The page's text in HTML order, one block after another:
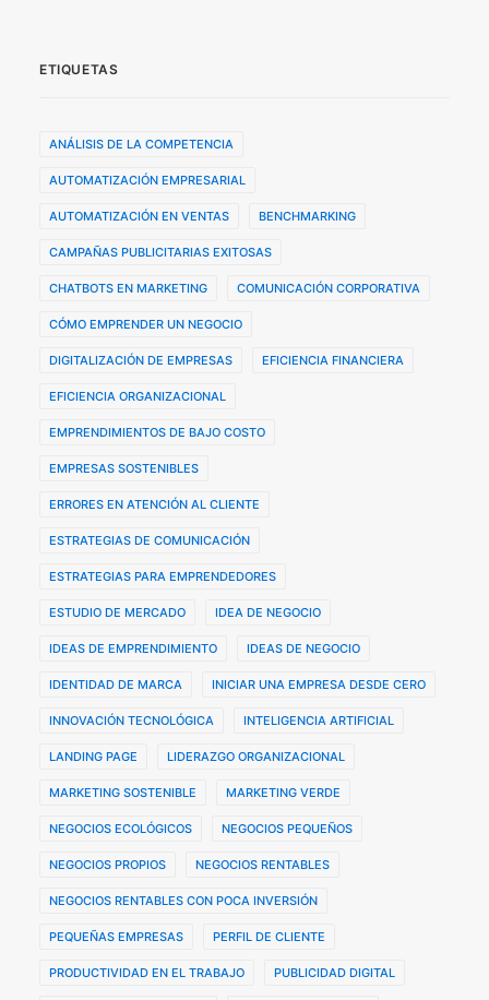
ETIQUETAS
ANÁLISIS DE LA COMPETENCIA
AUTOMATIZACIÓN EMPRESARIAL
AUTOMATIZACIÓN EN VENTAS BENCHMARKING
CAMPAÑAS PUBLICITARIAS EXITOSAS
CHATBOTS EN MARKETING COMUNICACIÓN CORPORATIVA
CÓMO EMPRENDER UN NEGOCIO
DIGITALIZACIÓN DE EMPRESAS EFICIENCIA FINANCIERA
EFICIENCIA ORGANIZACIONAL
EMPRENDIMIENTOS DE BAJO COSTO
EMPRESAS SOSTENIBLES
ERRORES EN ATENCIÓN AL CLIENTE
ESTRATEGIAS DE COMUNICACIÓN
ESTRATEGIAS PARA EMPRENDEDORES
ESTUDIO DE MERCADO IDEA DE NEGOCIO
IDEAS DE EMPRENDIMIENTO IDEAS DE NEGOCIO
IDENTIDAD DE MARCA INICIAR UNA EMPRESA DESDE CERO
INNOVACIÓN TECNOLÓGICA INTELIGENCIA ARTIFICIAL
LANDING PAGE LIDERAZGO ORGANIZACIONAL
MARKETING SOSTENIBLE MARKETING VERDE
NEGOCIOS ECOLÓGICOS NEGOCIOS PEQUEÑOS
NEGOCIOS PROPIOS NEGOCIOS RENTABLES
NEGOCIOS RENTABLES CON POCA INVERSIÓN
PEQUEÑAS EMPRESAS PERFIL DE CLIENTE
PRODUCTIVIDAD EN EL TRABAJO PUBLICIDAD DIGITAL